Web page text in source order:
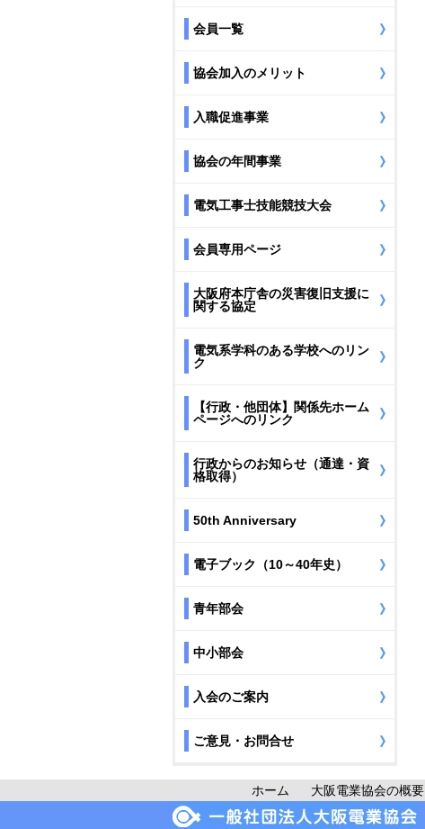
会員一覧
協会加入のメリット
入職促進事業
協会の年間事業
電気工事士技能競技大会
会員専用ページ
大阪府本庁舎の災害復旧支援に
関する協定
電気系学科のある学校へのリン
ク
【行政・他団体】関係先ホーム
ページへのリンク
行政からのお知らせ（通達・資
格取得）
50th Anniversary
電子ブック（10～40年史）
青年部会
中小部会
入会のご案内
ご意見・お問合せ
ホーム 大阪電業協会の概要